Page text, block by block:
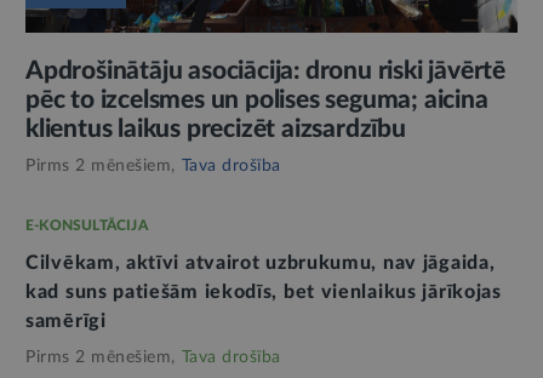
Apdrošinātāju asociācija: dronu riski jāvērtē
pēc to izcelsmes un polises seguma; aicina
klientus laikus precizēt aizsardzību
Pirms 2 mēnešiem, Tava drošība
E-KONSULTĀCIJA
Cilvēkam, aktīvi atvairot uzbrukumu, nav jāgaida,
kad suns patiešām iekodīs, bet vienlaikus jārīkojas
samērīgi
Pirms 2 mēnešiem, Tava drošība